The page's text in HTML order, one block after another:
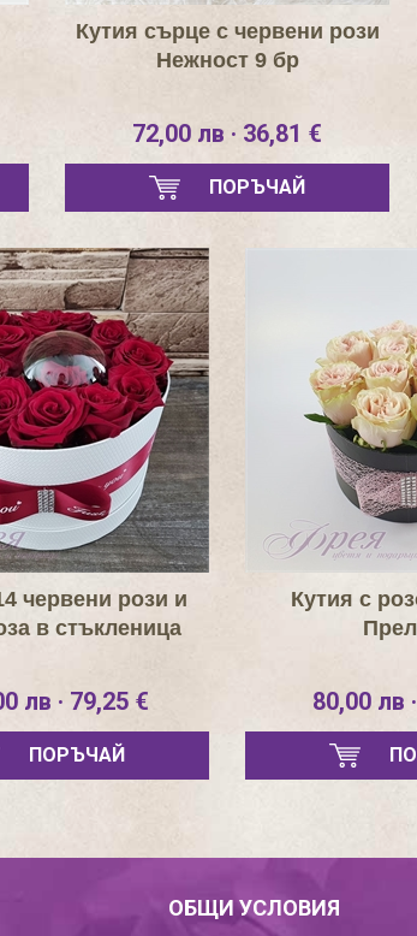
Кутия сърце с червени рози
Нежност 9 бр
72,00 лв · 36,81 €
ПОРЪЧАЙ
червени рози и
в стъкленица
лв · 79,25 €
ПОРЪЧАЙ
Кутия с
80,00 лв
ОБЩИ УСЛОВИЯ